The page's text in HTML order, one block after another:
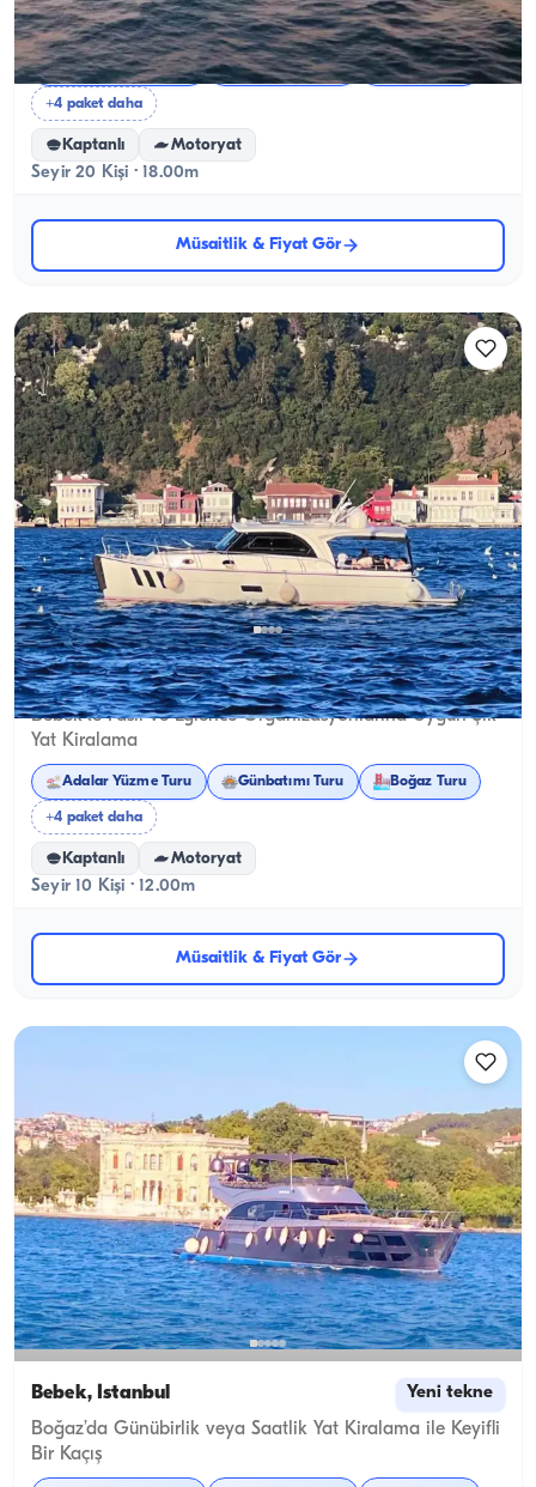
Bebek’te Kiralık Yat Günübirlik veya Saatlik
Adalar Yüzme Turu Günbatımı Turu Boğaz Turu
+4 paket daha
Kaptanlı Motoryat
Seyir 20 Kişi · 18.00m
Müsaitlik & Fiyat Gör
Bebek, İstanbul Yeni tekne
Bebek'te Fasıl ve Eğlence Organizasyonlarına Uygun Şık
Yat Kiralama
Adalar Yüzme Turu Günbatımı Turu Boğaz Turu
+4 paket daha
Kaptanlı Motoryat
Seyir 10 Kişi · 12.00m
Müsaitlik & Fiyat Gör
Bebek, İstanbul Yeni tekne
Boğaz’da Günübirlik veya Saatlik Yat Kiralama ile Keyifli
Bir Kaçış